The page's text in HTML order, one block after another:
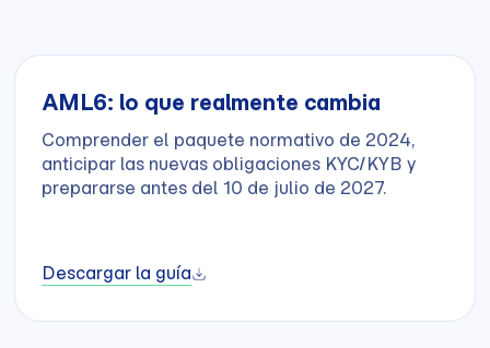
AML6: lo que realmente cambia
Comprender el paquete normativo de 2024,
anticipar las nuevas obligaciones KYC/KYB y
prepararse antes del 10 de julio de 2027.
Descargar la guía